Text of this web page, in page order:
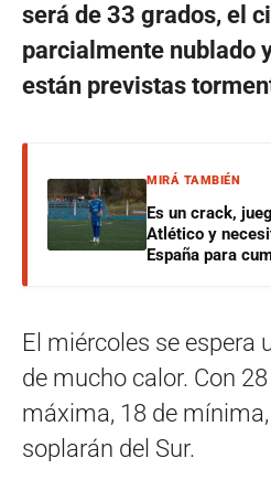
será de 33 grados, el
parcialmente nublado
están previstas
MIRÁ TAMBIÉN
Es un crack,
Atlético y
España para
El miércoles se espera
de mucho calor. Con
máxima, 18 de
soplarán del Sur.